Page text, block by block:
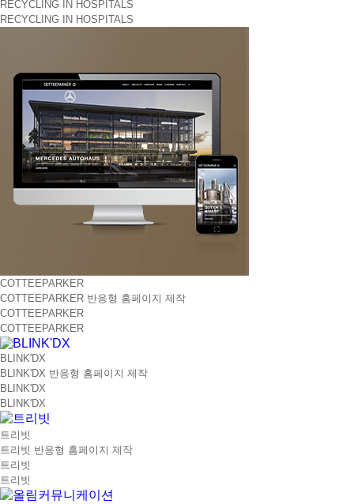
RECYCLING IN HOSPITALS
RECYCLING IN HOSPITALS
COTTEEPARKER
COTTEEPARKER 반응형 홈페이지 제작
COTTEEPARKER
COTTEEPARKER
BLINK'DX
BLINK'DX 반응형 홈페이지 제작
BLINK'DX
BLINK'DX
트리빗
트리빗 반응형 홈페이지 제작
트리빗
트리빗